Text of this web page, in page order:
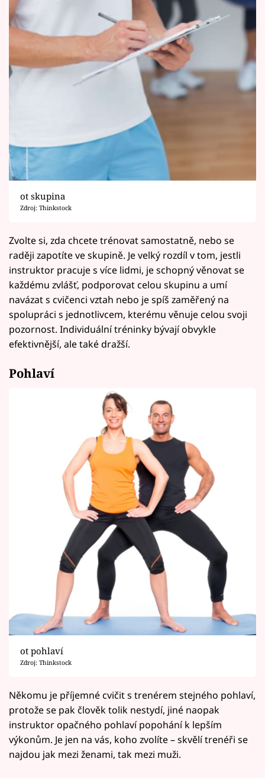
ot skupina
Zdroj: Thinkstock
Zvolte si, zda chcete trénovat samostatně, nebo se
raději zapotíte ve skupině. Je velký rozdíl v tom, jestli
instruktor pracuje s více lidmi, je schopný věnovat se
každému zvlášť, podporovat celou skupinu a umí
navázat s cvičenci vztah nebo je spíš zaměřený na
spolupráci s jednotlivcem, kterému věnuje celou svoji
pozornost. Individuální tréninky bývají obvykle
efektivnější, ale také dražší.
Pohlaví
ot pohlaví
Zdroj: Thinkstock
Někomu je příjemné cvičit s trenérem stejného pohlaví,
protože se pak člověk tolik nestydí, jiné naopak
instruktor opačného pohlaví popohání k lepším
výkonům. Je jen na vás, koho zvolíte – skvělí trenéři se
najdou jak mezi ženami, tak mezi muži.